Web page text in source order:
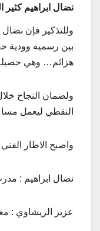
نضال ابراهيم كثير
هزائم… وهي حصيلة
ولضمان النجاح
النفطي ليعمل
واصبح الاطار
نضال ابراهيم :
عزيز الريشاوي :